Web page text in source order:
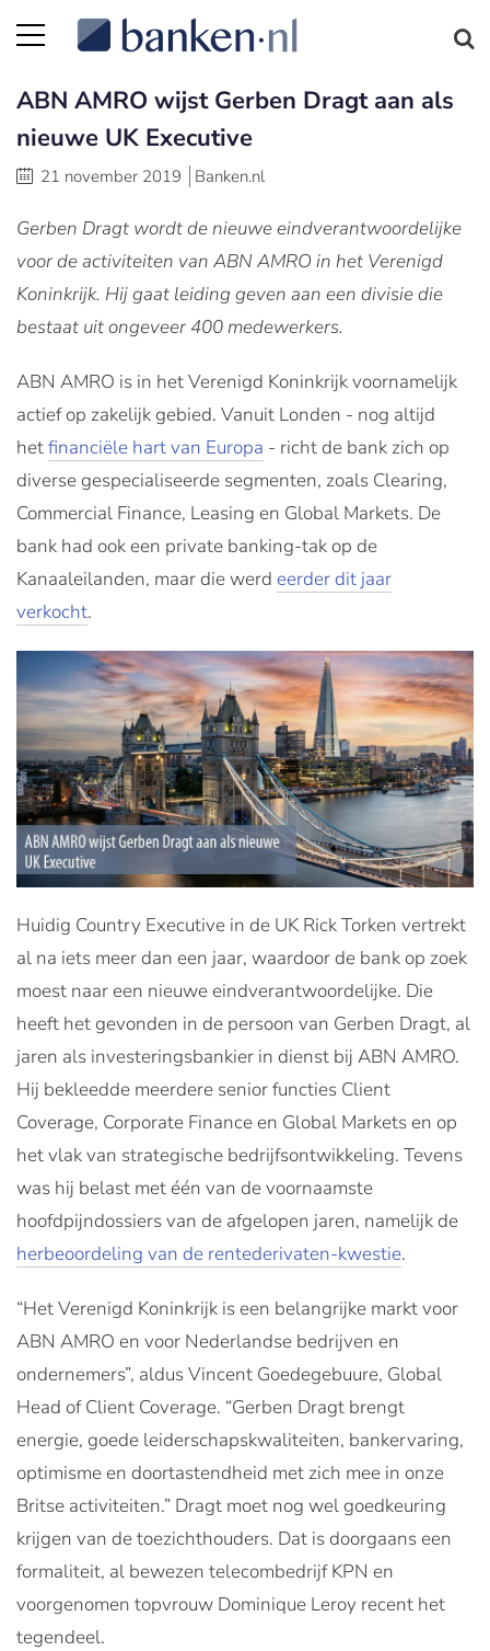
ABN AMRO wijst Gerben Dragt aan als
nieuwe UK Executive
21 november 2019 Banken.nl
Gerben Dragt wordt de nieuwe eindverantwoordelijke
voor de activiteiten van ABN AMRO in het Verenigd
Koninkrijk. Hij gaat leiding geven aan een divisie die
bestaat uit ongeveer 400 medewerkers.
ABN AMRO is in het Verenigd Koninkrijk voornamelijk
actief op zakelijk gebied. Vanuit Londen - nog altijd
hetfinanciële hart van Europa - richt de bank zich op
diverse gespecialiseerde segmenten, zoals Clearing,
Commercial Finance, Leasing en Global Markets. De
bank had ook een private banking-tak op de
Kanaaleilanden, maar die werd eerder dit jaar
verkocht.
Huidig Country Executive in de UK Rick Torken vertrekt
al na iets meer dan een jaar, waardoor de bank op zoek
moest naar een nieuwe eindverantwoordelijke. Die
heeft het gevonden in de persoon van Gerben Dragt, al
jaren als investeringsbankier in dienst bij ABN AMRO.
Hij bekleedde meerdere senior functies Client
Coverage, Corporate Finance en Global Markets en op
het vlak van strategische bedrijfsontwikkeling. Tevens
was hij belast met één van de voornaamste
hoofdpijndossiers van de afgelopen jaren, namelijk de
herbeoordeling van de rentederivaten-kwestie.
“Het Verenigd Koninkrijk is een belangrijke markt voor
ABN AMRO en voor Nederlandse bedrijven en
ondernemers”, aldus Vincent Goedegebuure, Global
Head of Client Coverage. “Gerben Dragt brengt
energie, goede leiderschapskwaliteiten, bankervaring,
optimisme en doortastendheid met zich mee in onze
Britse activiteiten.” Dragt moet nog wel goedkeuring
krijgen van de toezichthouders. Dat is doorgaans een
formaliteit, al bewezen telecombedrijf KPN en
voorgenomen topvrouw Dominique Leroy recent het
tegendeel.